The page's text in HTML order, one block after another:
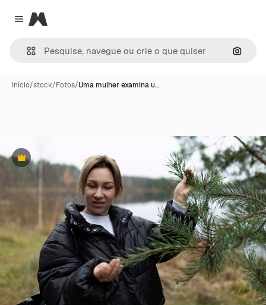
Close menu
Magnific
Início/stock/Fotos/Uma mulher examina u…
Premium